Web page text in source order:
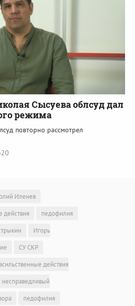
Сысуева облсуд дал
режима
повторно рассмотрел
Иленев
действия
педофилия
Игорь
СУ СКР
действия
несправедливый
педофилия